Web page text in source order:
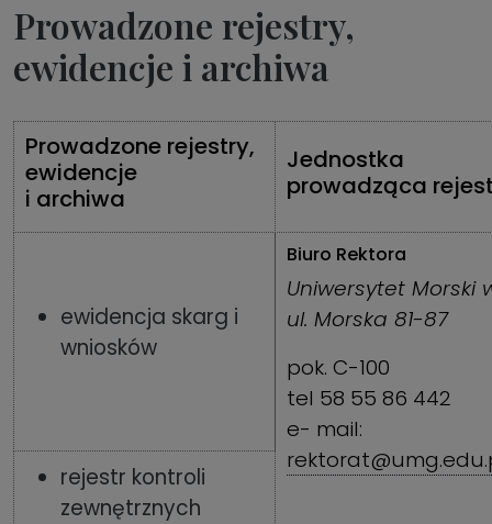
Prowadzone rejestry,
ewidencje i archiwa
Prowadzone rejestry,
ewidencje
i archiwa
Jednostka
prowadząca
ewidencja skarg i
wniosków
Biuro Rektora
Uniwersytet Morski
ul. Morska 81-87
pok. C-100
tel 58 55 86 442
e- mail:
rejestr kontroli
zewnętrznych